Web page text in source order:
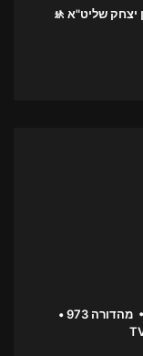
יצחק שליט"א 🚸
בלונדון התעוררו... מה איתנו? • מהדורה 973 •